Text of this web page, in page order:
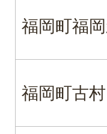
福岡町福
福岡町古村